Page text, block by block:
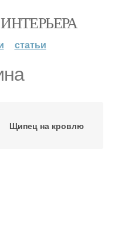
статьи
Щипец на кровлю